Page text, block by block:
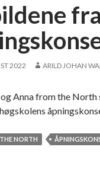
fra
2022 ARILD JOHAN
Anna from the
NORTH